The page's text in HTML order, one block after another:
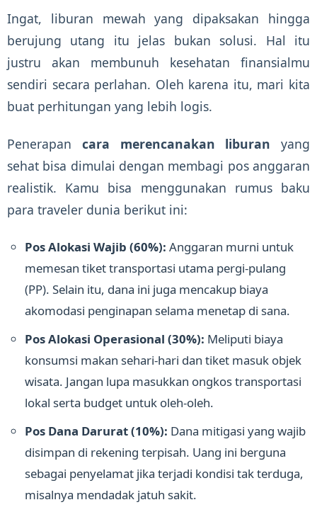
Ingat, liburan mewah yang dipaksakan hingga
berujung utang itu jelas bukan solusi. Hal itu
justru akan membunuh kesehatan finansialmu
sendiri secara perlahan. Oleh karena itu, mari kita
buat perhitungan yang lebih logis.
Penerapan cara merencanakan liburan yang
sehat bisa dimulai dengan membagi pos anggaran
realistik. Kamu bisa menggunakan rumus baku
para traveler dunia berikut ini:
Pos Alokasi Wajib (60%): Anggaran murni untuk
memesan tiket transportasi utama pergi-pulang
(PP). Selain itu, dana ini juga mencakup biaya
akomodasi penginapan selama menetap di sana.
Pos Alokasi Operasional (30%): Meliputi biaya
konsumsi makan sehari-hari dan tiket masuk objek
wisata. Jangan lupa masukkan ongkos transportasi
lokal serta budget untuk oleh-oleh.
Pos Dana Darurat (10%): Dana mitigasi yang wajib
disimpan di rekening terpisah. Uang ini berguna
sebagai penyelamat jika terjadi kondisi tak terduga,
misalnya mendadak jatuh sakit.